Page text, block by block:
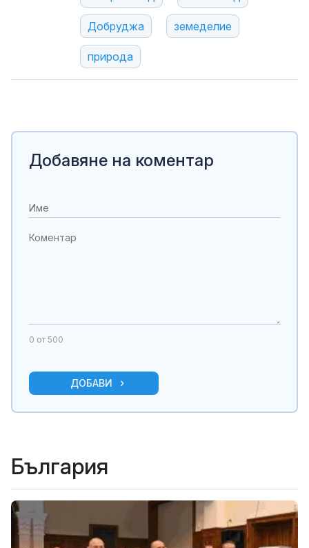
Добруджа земеделие
природа
Добавяне на коментар
0 от 500
ДОБАВИ
България